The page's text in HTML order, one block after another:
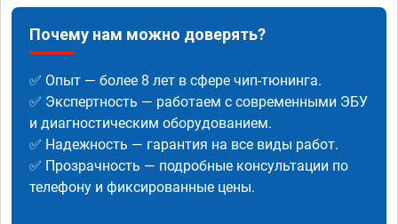
Почему нам можно доверять?
✅ Опыт — более 8 лет в сфере чип-тюнинга.
✅ Экспертность — работаем с современными ЭБУ
и диагностическим оборудованием.
✅ Надежность — гарантия на все виды работ.
✅ Прозрачность — подробные консультации по
телефону и фиксированные цены.